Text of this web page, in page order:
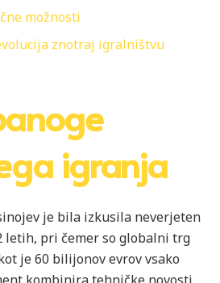
možnosti
znotraj igralništvu
igranja
je bila izkusila neverjeten
letih, pri čemer so globalni trg
je 60 bilijonov evrov vsako